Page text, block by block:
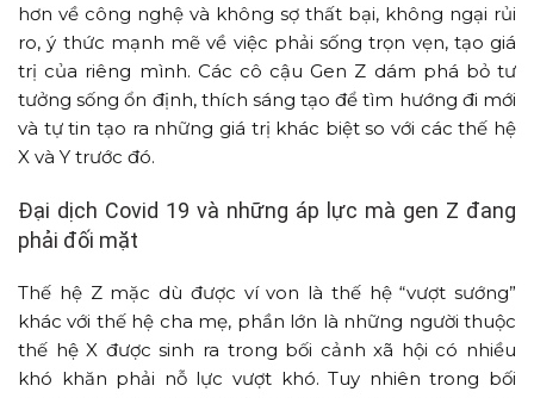
hơn về công nghệ và không sợ thất bại, không ngại rủi
ro, ý thức mạnh mẽ về việc phải sống trọn vẹn, tạo giá
trị của riêng mình. Các cô cậu Gen Z dám phá bỏ tư
tưởng sống ổn định, thích sáng tạo để tìm hướng đi mới
và tự tin tạo ra những giá trị khác biệt so với các thế hệ
X và Y trước đó.
Đại dịch Covid 19 và những áp lực mà gen Z đang
phải đối mặt
Thế hệ Z mặc dù được ví von là thế hệ “vượt sướng”
khác với thế hệ cha mẹ, phần lớn là những người thuộc
thế hệ X được sinh ra trong bối cảnh xã hội có nhiều
khó khăn phải nỗ lực vượt khó. Tuy nhiên trong bối